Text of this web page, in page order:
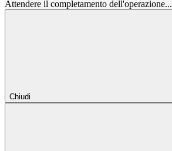
Attendere il completamento dell'operazione...
Chiudi